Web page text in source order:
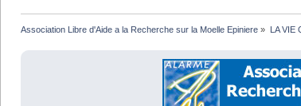
Association Libre d'Aide a la Recherche sur la Moelle Epiniere » LA VIE